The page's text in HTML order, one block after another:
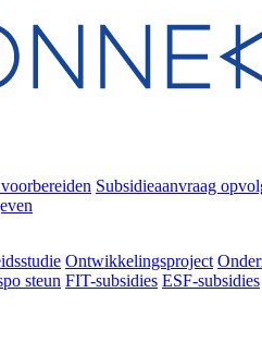
Subsidieaanvraag
Ontwikkelingsproject
steun FIT-subsidies ESF-subsidies